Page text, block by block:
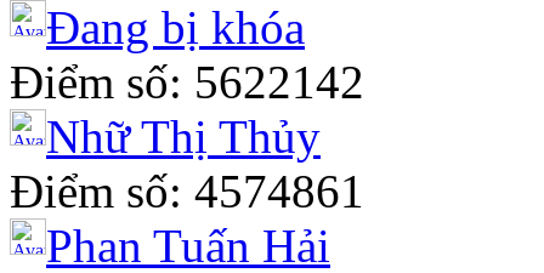
Đang bị khóa
Điểm số: 5622142
Nhữ Thị Thủy
Điểm số: 4574861
Phan Tuấn Hải